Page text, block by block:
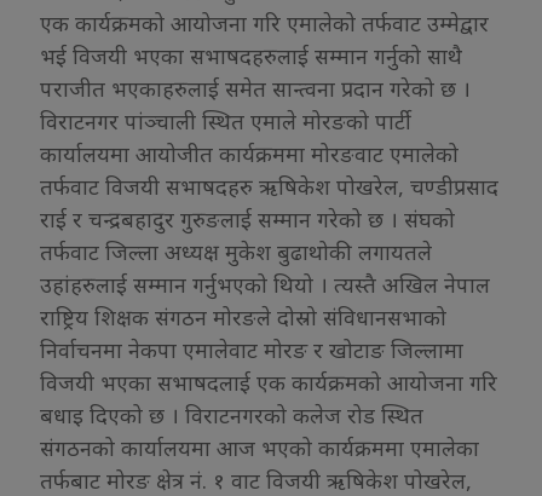
एक कार्यक्रमको आयोजना गरि एमालेको तर्फवाट उम्मेद्वार
भई विजयी भएका सभाषदहरुलाई सम्मान गर्नुको साथै
पराजीत भएकाहरुलाई समेत सान्त्वना प्रदान गरेको छ ।
विराटनगर पांञ्चाली स्थित एमाले मोरङको पार्टी
कार्यालयमा आयोजीत कार्यक्रममा मोरङवाट एमालेको
तर्फवाट विजयी सभाषदहरु ऋषिकेश पोखरेल, चण्डीप्रसाद
राई र चन्द्रबहादुर गुरुङलाई सम्मान गरेको छ । संघको
तर्फवाट जिल्ला अध्यक्ष मुकेश बुढाथोकी लगायतले
उहांहरुलाई सम्मान गर्नुभएको थियो । त्यस्तै अखिल नेपाल
राष्ट्रिय शिक्षक संगठन मोरङले दोस्रो संविधानसभाको
निर्वाचनमा नेकपा एमालेवाट मोरङ र खोटाङ जिल्लामा
विजयी भएका सभाषदलाई एक कार्यक्रमको आयोजना गरि
बधाइ दिएको छ । विराटनगरको कलेज रोड स्थित
संगठनको कार्यालयमा आज भएको कार्यक्रममा एमालेका
तर्फबाट मोरङ क्षेत्र नं. १ वाट विजयी ऋषिकेश पोखरेल,